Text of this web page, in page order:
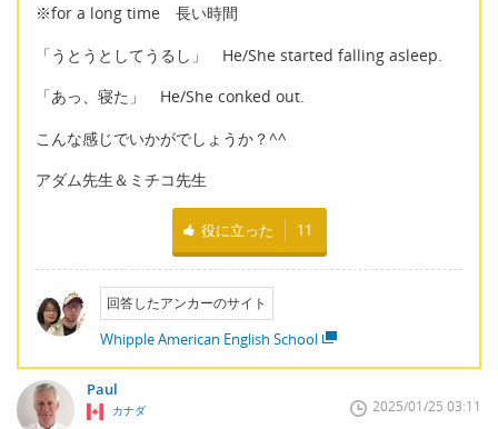
※for a long time 長い時間
「うとうとしてうるし」 He/She started falling asleep.
「あっ、寝た」 He/She conked out.
こんな感じでいかがでしょうか？^^
アダム先生＆ミチコ先生
役に立った 11
回答したアンカーのサイト
Whipple American English School
Paul
カナダ 2025/01/25 03:11